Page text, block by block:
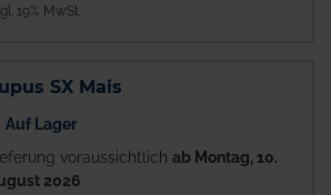
19% MwSt.
SX Mais
Auf Lager
voraussichtlich ab Montag, 10.
2026